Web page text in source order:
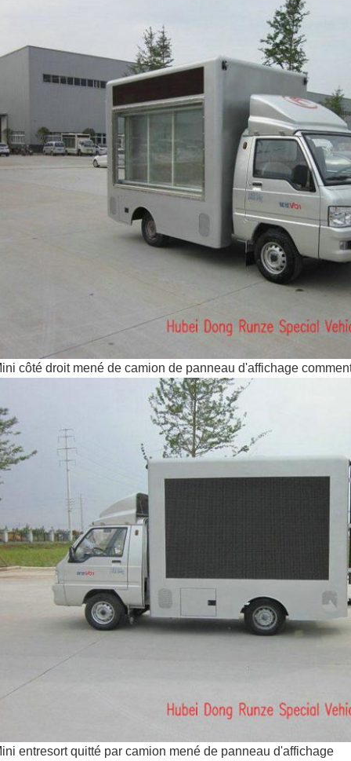
côté droit mené de camion de panneau d'affichage
entresort quitté par camion mené de panneau d'affichage